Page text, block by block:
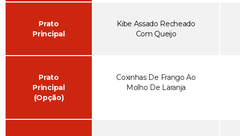
Prato
Principal
Kibe Assado Recheado
Com Queijo
Prato
Principal
(Opção)
Coxinhas De Frango Ao
Molho De Laranja